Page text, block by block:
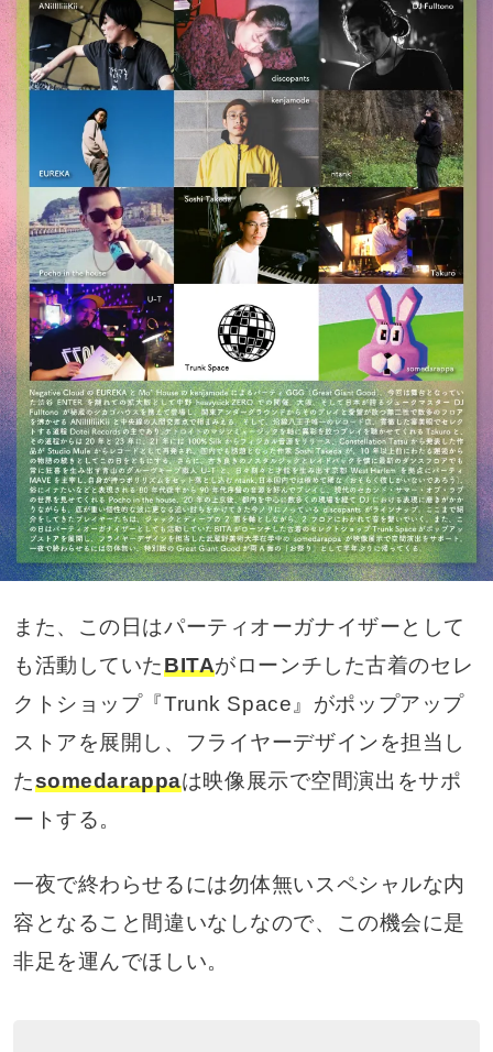
また、この日はパーティオーガナイザーとして
も活動していたBITAがローンチした古着のセレ
クトショップ『Trunk Space』がポップアップ
ストアを展開し、フライヤーデザインを担当し
たsomedarappaは映像展示で空間演出をサポ
ートする。
一夜で終わらせるには勿体無いスペシャルな内
容となること間違いなしなので、この機会に是
非足を運んでほしい。